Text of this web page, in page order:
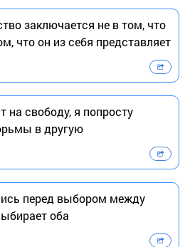
заключается не в том, что
что он из себя представляет
на свободу, я попросту
в другую
перед выбором между
оба